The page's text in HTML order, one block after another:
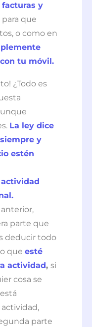
facturas y
para que
o como en
tu móvil.
¿Todo es
La ley dice
y
estén
anterior,
parte que
deducir todo
que esté
actividad, si
cosa se
parte